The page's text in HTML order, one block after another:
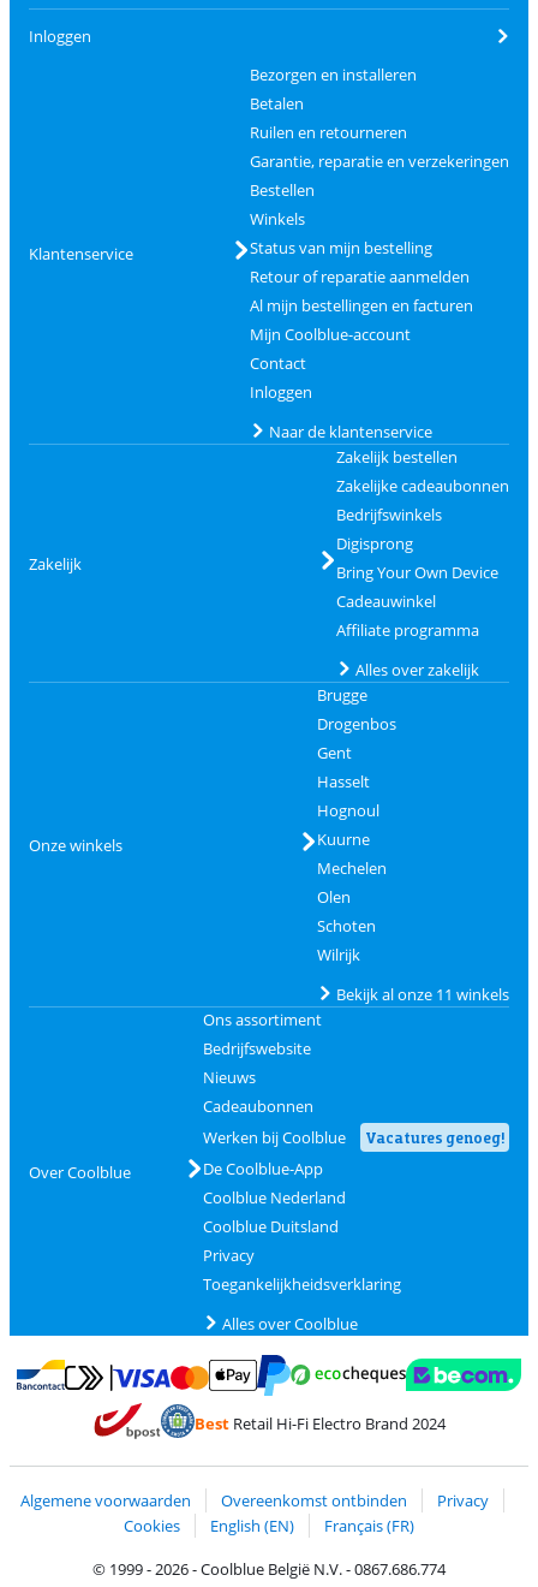
Inloggen
Klantenservice
Bezorgen en installeren
Betalen
Ruilen en retourneren
Garantie, reparatie en verzekeringen
Bestellen
Winkels
Status van mijn bestelling
Retour of reparatie aanmelden
Al mijn bestellingen en facturen
Mijn Coolblue-account
Contact
Inloggen
Naar de klantenservice
Zakelijk
Zakelijk bestellen
Zakelijke cadeaubonnen
Bedrijfswinkels
Digisprong
Bring Your Own Device
Cadeauwinkel
Affiliate programma
Alles over zakelijk
Onze winkels
Brugge
Drogenbos
Gent
Hasselt
Hognoul
Kuurne
Mechelen
Olen
Schoten
Wilrijk
Bekijk al onze 11 winkels
Over Coolblue
Ons assortiment
Bedrijfswebsite
Nieuws
Cadeaubonnen
Werken bij Coolblue
Vacatures genoeg!
De Coolblue-App
Coolblue Nederland
Coolblue Duitsland
Privacy
Toegankelijkheidsverklaring
Alles over Coolblue
Betalen met Bancontact
Betalen met MasterCard en Visa via ClickToPay
Betalen met PayPal
BestRetail Hi-Fi Electro Brand 2024
Algemene voorwaarden Overeenkomst ontbinden
Privacy
Cookies
English (EN)
Français (FR)
© 1999 - 2026 - Coolblue België N.V. - 0867.686.774